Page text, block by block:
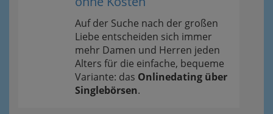
Auf der Suche nach der großen
Liebe entscheiden sich immer
mehr Damen und Herren jeden
Alters für die einfache, bequeme
Variante: das Onlinedating über
Singlebörsen.